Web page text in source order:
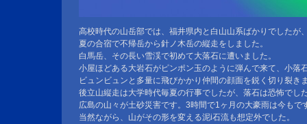
高校時代の山岳部では、福井県内と白山山系ばかりでしたが
夏の合宿で不帰岳から針ノ木岳の縦走をしました。
白馬岳、その長い雪渓で初めて大落石に遭いました。
小屋ほどある大岩石がピンポン玉のように弾んで来て、小落
ビュンビュンと多量に飛びかかり仲間の顔面を鋭く切り裂き
後立山縦走は大学時代毎夏の行事でしたが、落石は恐怖でし
広島の山々が土砂災害です。3時間で1ヶ月の大豪雨は今もで
当然ながら、山がその形を変える泥i石流も想定外でした。